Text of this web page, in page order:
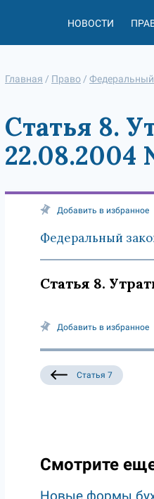
НОВОСТИ
Главная / Право /
Статья 8.
22.08.2004
Добавить в избранное
Федеральный
Статья 8.
Добавить в избранное
Статья 7
Смотрите
Новые формы